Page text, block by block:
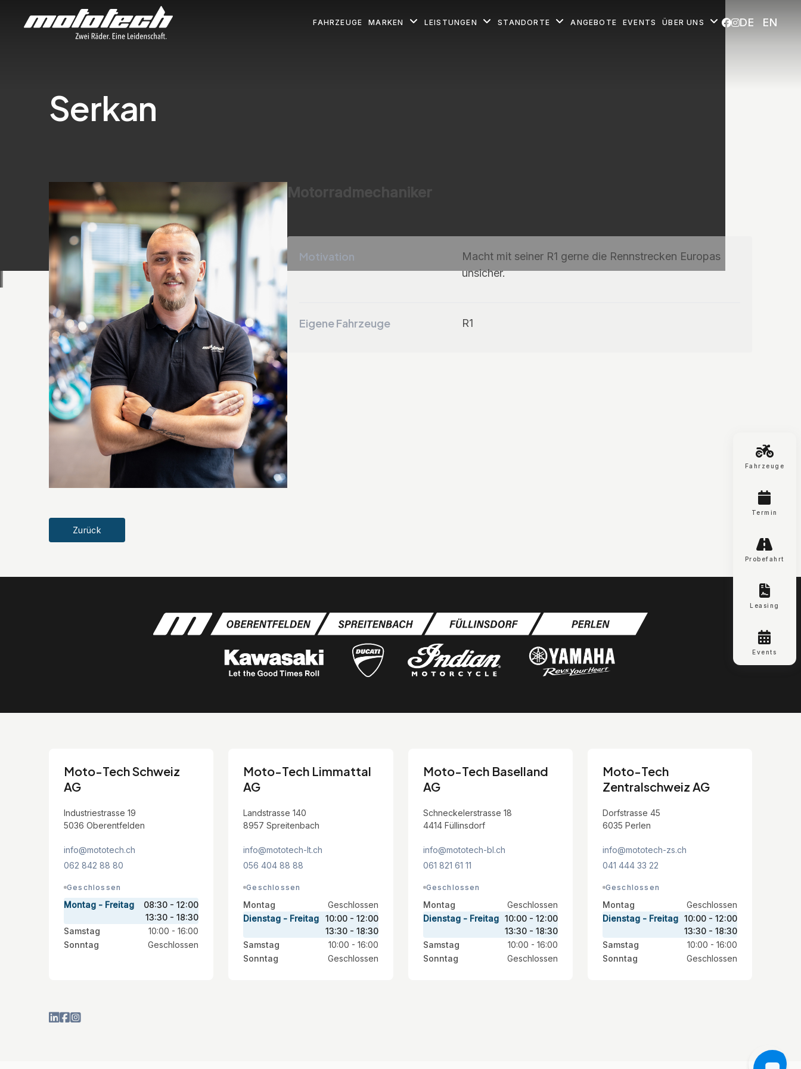
FAHRZEUGE MARKEN LEISTUNGEN STANDORTE ANGEBOTE EVENTS ÜBER UNS DE EN
Serkan
Motorradmechaniker
Motivation
Macht mit seiner R1 gerne die Rennstrecken Europas
unsicher.
Eigene Fahrzeuge R1
Zurück
Moto-Tech Schweiz
AG
Industriestrasse 19
5036 Oberentfelden
info@mototech.ch
062 842 88 80
Geschlossen
Montag - Freitag
08:30 - 12:00
13:30 - 18:30
Samstag
10:00 - 16:00
Sonntag
Geschlossen
Moto-Tech Limmattal
AG
Landstrasse 140
8957 Spreitenbach
info@mototech-lt.ch
056 404 88 88
Geschlossen
Montag
Geschlossen
Dienstag - Freitag
10:00 - 12:00
13:30 - 18:30
Samstag
10:00 - 16:00
Sonntag
Geschlossen
Moto-Tech Baselland
AG
Schneckelerstrasse 18
4414 Füllinsdorf
info@mototech-bl.ch
061 821 61 11
Geschlossen
Montag
Geschlossen
Dienstag - Freitag
10:00 - 12:00
13:30 - 18:30
Samstag
10:00 - 16:00
Sonntag
Geschlossen
Moto-Tech
Zentralschweiz AG
Dorfstrasse 45
6035 Perlen
info@mototech-zs.ch
041 444 33 22
Geschlossen
Montag
Geschlossen
Dienstag - Freitag
10:00 - 12:00
13:30 - 18:30
Samstag
10:00 - 16:00
Sonntag
Geschlossen
Fahrzeuge
Termin
Probefahrt
Leasing
Events